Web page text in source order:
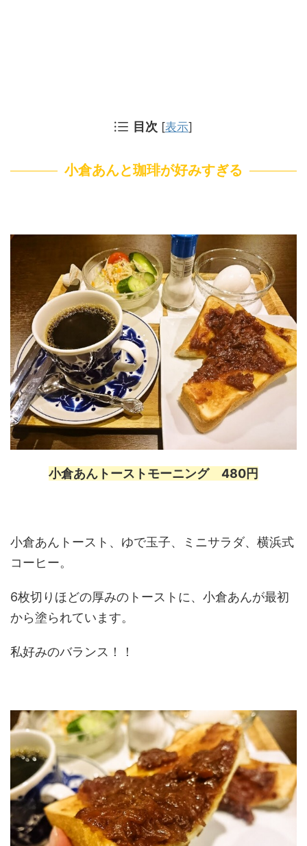
目次 [表示]
小倉あんと珈琲が好みすぎる
小倉あんトーストモーニング 480円
小倉あんトースト、ゆで玉子、ミニサラダ、横浜式
コーヒー。
6枚切りほどの厚みのトーストに、小倉あんが最初
から塗られています。
私好みのバランス！！